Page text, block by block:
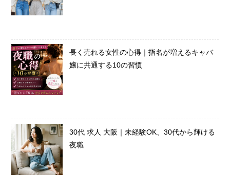
長く売れる女性の心得｜指名が増えるキャバ
嬢に共通する10の習慣
30代 求人 大阪｜未経験OK、30代から輝ける
夜職